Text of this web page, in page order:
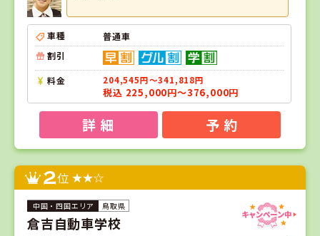
車種
普通車
割引
料金 204,545円～341,818円
税込 225,000円～376,000円
詳 細 予 約
2位
鳥取県
倉吉自動車学校